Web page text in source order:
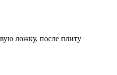
ложку, после плиту